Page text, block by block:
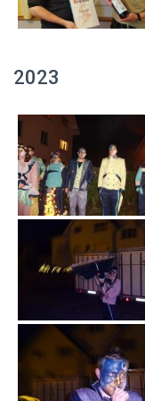
2023